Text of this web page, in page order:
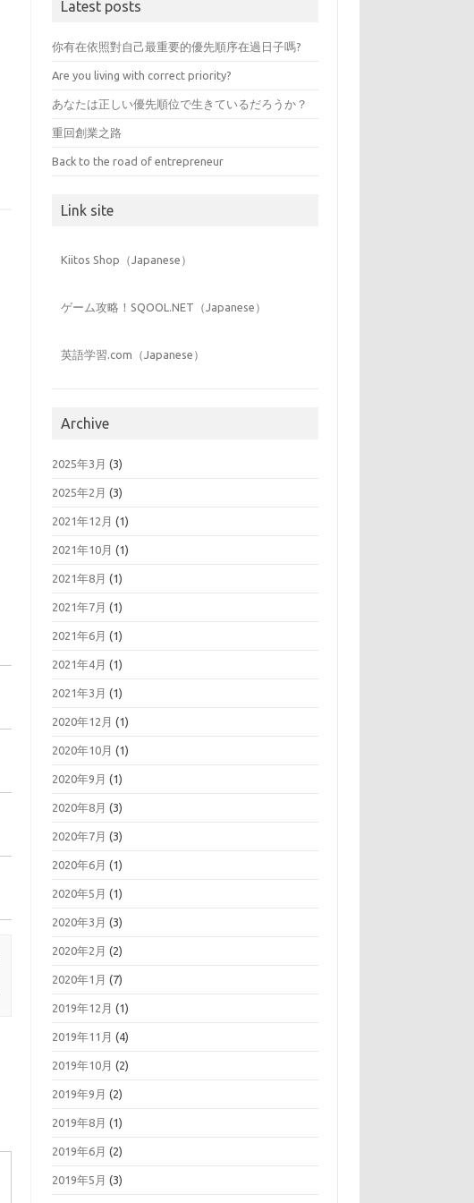
Latest posts
你有在依照對自己最重要的優先順序在過日子嗎?
Are you living with correct priority?
あなたは正しい優先順位で生きているだろうか？
重回創業之路
Back to the road of entrepreneur
Link site
Kiitos Shop（Japanese）
ゲーム攻略！SQOOL.NET（Japanese）
英語学習.com（Japanese）
Archive
2025年3月 (3)
2025年2月 (3)
2021年12月 (1)
2021年10月 (1)
2021年8月 (1)
2021年7月 (1)
2021年6月 (1)
2021年4月 (1)
2021年3月 (1)
2020年12月 (1)
2020年10月 (1)
2020年9月 (1)
2020年8月 (3)
2020年7月 (3)
2020年6月 (1)
2020年5月 (1)
2020年3月 (3)
2020年2月 (2)
2020年1月 (7)
2019年12月 (1)
2019年11月 (4)
2019年10月 (2)
2019年9月 (2)
2019年8月 (1)
2019年6月 (2)
2019年5月 (3)